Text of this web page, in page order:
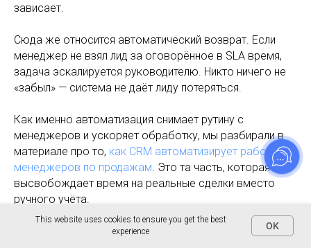
зависает.
Сюда же относится автоматический возврат. Если
менеджер не взял лид за оговорённое в SLA время,
задача эскалируется руководителю. Никто ничего не
«забыл» — система не даёт лиду потеряться.
Как именно автоматизация снимает рутину с
менеджеров и ускоряет обработку, мы разбирали в
материале про то, как CRM автоматизирует работу
менеджеров по продажам. Это та часть, которая
высвобождает время на реальные сделки вместо
ручного учёта.
This website uses cookies to ensure you get the best
experience
OK